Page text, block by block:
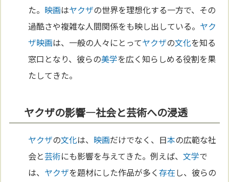
た。 映画はヤクザの世界を理想化する一方で、その
過酷さや複雑な人間関係をも映し出している。 ヤク
ザ映画は、一般の人々にとってヤクザの文化を知る
窓口となり、彼らの美学を広く知らしめる役割を果
たしてきた。
ヤクザの影響—社会と芸術への浸透
ヤクザの文化は、 映画だけでなく、日本の広範な社
会と芸術にも影響を与えてきた。例えば、文学で
は、 ヤクザを題材にした作品が多く存在し、彼らの